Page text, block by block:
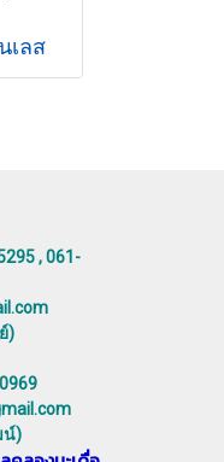
เลส
, 061-
)
น์)